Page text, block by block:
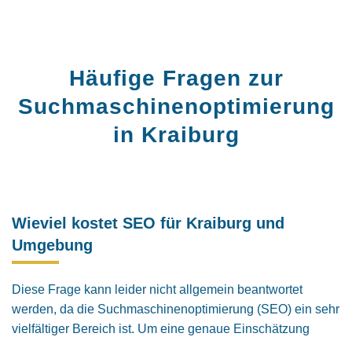
Häufige Fragen zur
Suchmaschinenoptimierung
in Kraiburg
Wieviel kostet SEO für Kraiburg und
Umgebung
Diese Frage kann leider nicht allgemein beantwortet
werden, da die Suchmaschinenoptimierung (SEO) ein sehr
vielfältiger Bereich ist. Um eine genaue Einschätzung